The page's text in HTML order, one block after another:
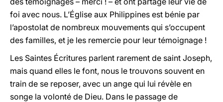
foi avec nous. L’Église aux Philippines est bénie par
l’apostolat de nombreux mouvements qui s’occupent
des familles, et je les remercie pour leur témoignage !
Les Saintes Écritures parlent rarement de saint Joseph,
mais quand elles le font, nous le trouvons souvent en
train de se reposer, avec un ange qui lui révèle en
songe la volonté de Dieu. Dans le passage de